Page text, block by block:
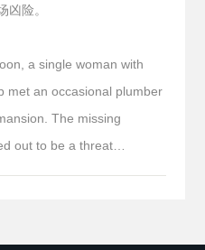
凶险。
a single woman with
met an occasional plumber
The missing
out to be a threat…